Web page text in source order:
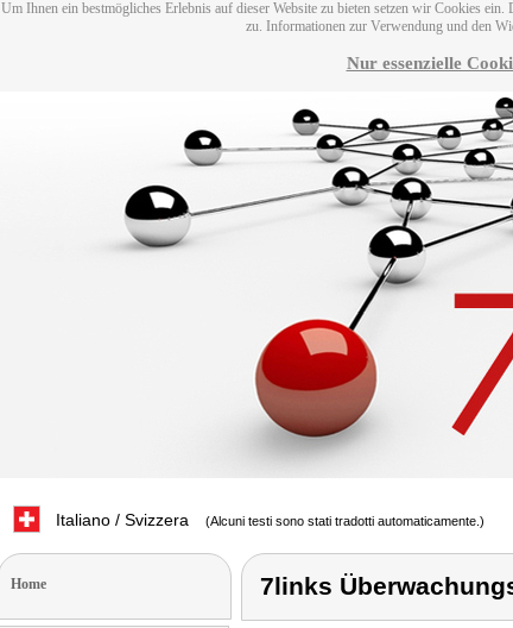
Um Ihnen ein bestmögliches Erlebnis auf dieser Website zu bieten setzen wir Cookies
zu. Informationen zur Verwendung und den
Nur essenzielle
Italiano / Svizzera (Alcuni testi sono stati tradotti automaticamente.)
Home 7links